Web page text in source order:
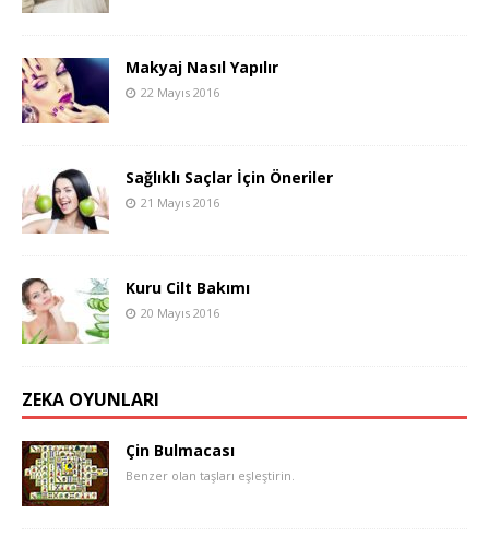
Makyaj Nasıl Yapılır
22 Mayıs 2016
Sağlıklı Saçlar İçin Öneriler
21 Mayıs 2016
Kuru Cilt Bakımı
20 Mayıs 2016
ZEKA OYUNLARI
Çin Bulmacası
Benzer olan taşları eşleştirin.